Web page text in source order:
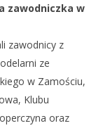
zawodniczka w
zawodnicy z
ze
w Zamościu,
Klubu
oraz